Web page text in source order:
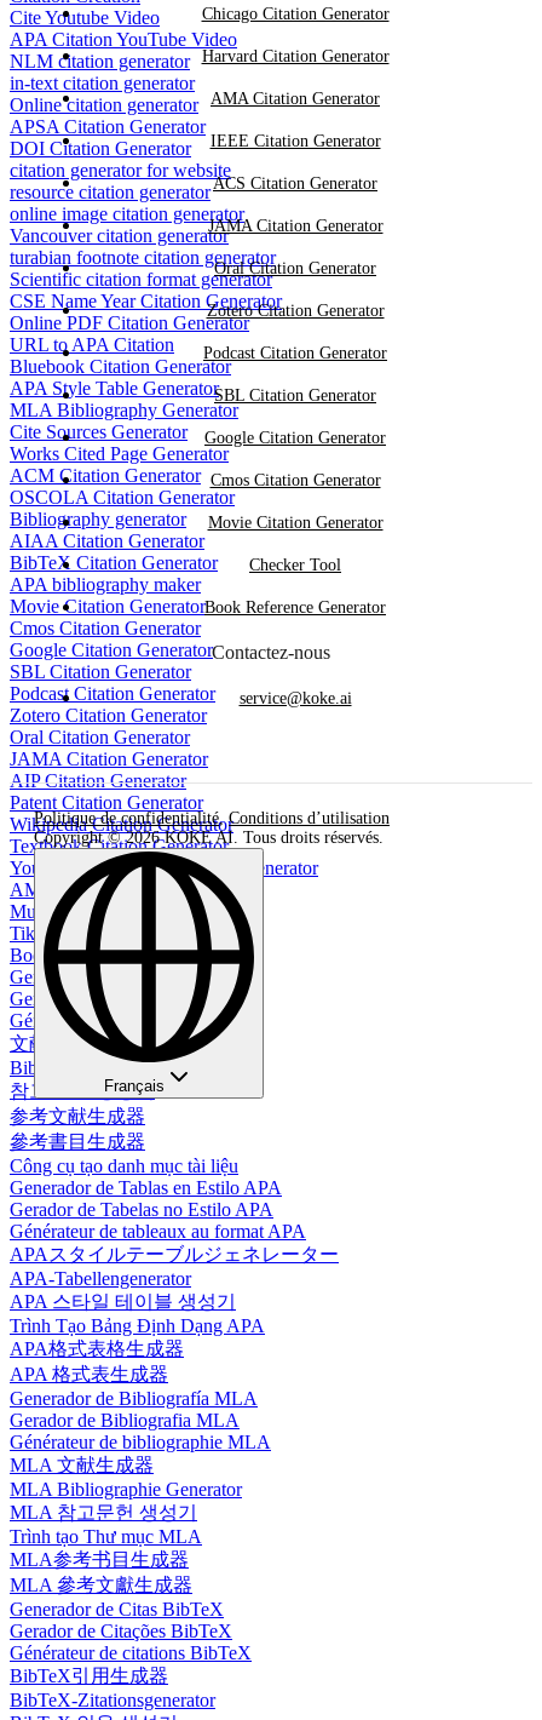
Cite Youtube Video
APA Citation YouTube Video
NLM citation generator
in-text citation generator
Online citation generator
APSA Citation Generator
DOI Citation Generator
citation generator for website
resource citation generator
online image citation generator
Vancouver citation generator
turabian footnote citation generator
Scientific citation format generator
CSE Name Year Citation Generator
Online PDF Citation Generator
URL to APA Citation
Bluebook Citation Generator
APA Style Table Generator
MLA Bibliography Generator
Cite Sources Generator
Works Cited Page Generator
ACM Citation Generator
OSCOLA Citation Generator
Bibliography generator
AIAA Citation Generator
BibTeX Citation Generator
APA bibliography maker
Movie Citation Generator
Cmos Citation Generator
Google Citation Generator
SBL Citation Generator
Podcast Citation Generator
Zotero Citation Generator
Oral Citation Generator
JAMA Citation Generator
AIP Citation Generator
Patent Citation Generator
Wikipedia Citation Generator
Textbook Citation Generator
YouTube Video APA Citation Generator
AMS Citation Generator
Music Citation Generator
TikTok Citation Generator
Book Reference Generator
Generador de bibliografía
Gerador de Bibliografia
Générateur de bibliographie
文献生成ツール
Bibliographie-Generator
참고 문헌 생성기
参考文献生成器
參考書目生成器
Công cụ tạo danh mục tài liệu
Generador de Tablas en Estilo APA
Gerador de Tabelas no Estilo APA
Générateur de tableaux au format APA
APAスタイルテーブルジェネレーター
APA-Tabellengenerator
APA 스타일 테이블 생성기
Trình Tạo Bảng Định Dạng APA
APA格式表格生成器
APA 格式表生成器
Generador de Bibliografía MLA
Gerador de Bibliografia MLA
Générateur de bibliographie MLA
MLA 文献生成器
MLA Bibliographie Generator
MLA 참고문헌 생성기
Trình tạo Thư mục MLA
MLA参考书目生成器
MLA 參考文獻生成器
Generador de Citas BibTeX
Gerador de Citações BibTeX
Générateur de citations BibTeX
BibTeX引用生成器
BibTeX-Zitationsgenerator
Chicago Citation Generator
Harvard Citation Generator
AMA Citation Generator
IEEE Citation Generator
ACS Citation Generator
JAMA Citation Generator
Oral Citation Generator
Zotero Citation Generator
Podcast Citation Generator
SBL Citation Generator
Google Citation Generator
Cmos Citation Generator
Movie Citation Generator
Checker Tool
Book Reference Generator
Contactez-nous
service@koke.ai
Politique de confidentialité,Conditions d’utilisation
Copyright © 2026 KOKE AI. Tous droits réservés.
Français